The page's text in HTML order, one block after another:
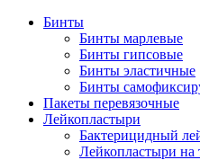
Бинты
Бинты марлевые
Бинты гипсовые
Бинты эластичные
Бинты
Пакеты перевязочные
Лейкопластыри
Бактерицидный
Лейкопластыри на